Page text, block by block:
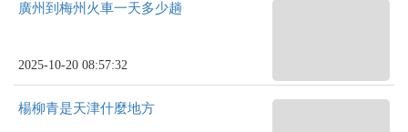
廣州到梅州火車一天多少趟
2025-10-20 08:57:32
楊柳青是天津什麼地方